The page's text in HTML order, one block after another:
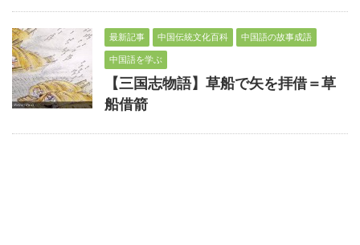
最新記事 中国伝統文化百科 中国語の故事成語
中国語を学ぶ
【三国志物語】草船で矢を拝借＝草
船借箭